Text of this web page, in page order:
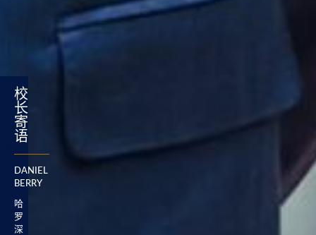
校
长
寄
语
DANIEL
BERRY
哈
罗
深